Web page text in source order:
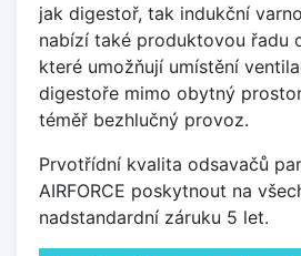
jak digestoř, tak indukční
nabízí také produktovou řadu
které umožňují umístění
digestoře mimo obytný
téměř bezhlučný provoz.
Prvotřídní kvalita odsavačů
AIRFORCE poskytnout na
nadstandardní záruku 5 let.